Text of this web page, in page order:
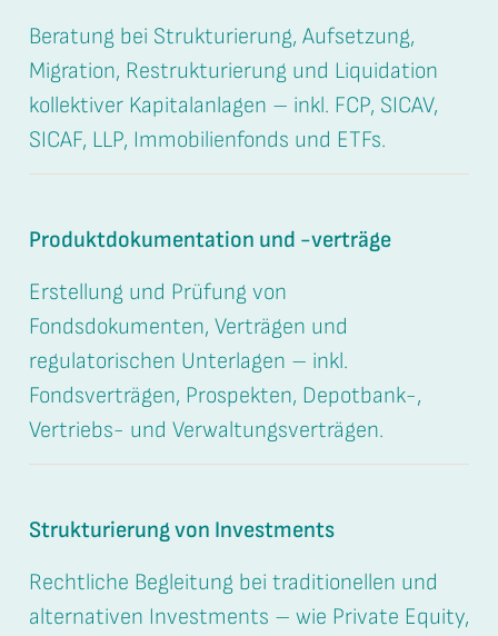
Beratung bei Strukturierung, Aufsetzung,
Migration, Restrukturierung und Liquidation
kollektiver Kapitalanlagen – inkl. FCP, SICAV,
SICAF, LLP, Immobilienfonds und ETFs.
Produktdokumentation und -verträge
Erstellung und Prüfung von
Fondsdokumenten, Verträgen und
regulatorischen Unterlagen – inkl.
Fondsverträgen, Prospekten, Depotbank-,
Vertriebs- und Verwaltungsverträgen.
Strukturierung von Investments
Rechtliche Begleitung bei traditionellen und
alternativen Investments – wie Private Equity,